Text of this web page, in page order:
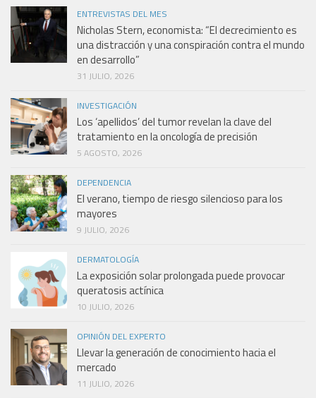
ENTREVISTAS DEL MES
Nicholas Stern, economista: “El decrecimiento es
una distracción y una conspiración contra el mundo
en desarrollo”
31 JULIO, 2026
INVESTIGACIÓN
Los ‘apellidos’ del tumor revelan la clave del
tratamiento en la oncología de precisión
5 AGOSTO, 2026
DEPENDENCIA
El verano, tiempo de riesgo silencioso para los
mayores
9 JULIO, 2026
DERMATOLOGÍA
La exposición solar prolongada puede provocar
queratosis actínica
10 JULIO, 2026
OPINIÓN DEL EXPERTO
Llevar la generación de conocimiento hacia el
mercado
11 JULIO, 2026